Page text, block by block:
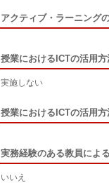
アクティブ・ラーニング
授業におけるICTの活用方
実施しない
授業におけるICTの活用方
実務経験のある教員によ
いいえ